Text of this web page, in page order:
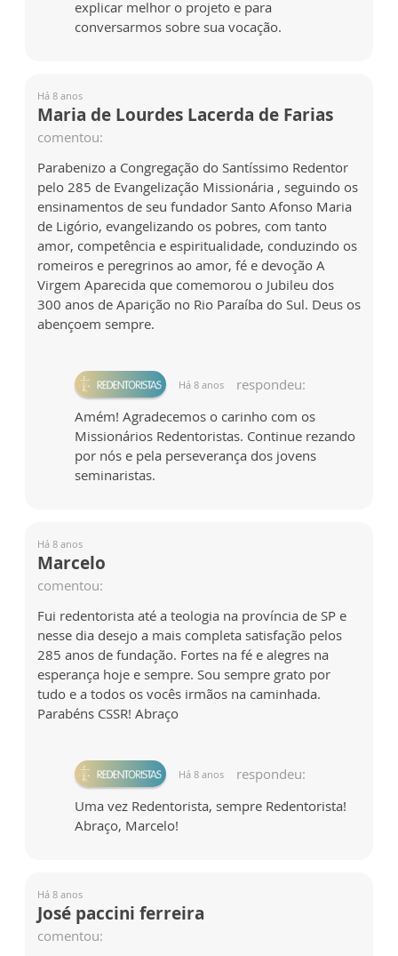
explicar melhor o projeto e para
conversarmos sobre sua vocação.
Há 8 anos
Maria de Lourdes Lacerda de Farias
comentou:
Parabenizo a Congregação do Santíssimo Redentor
pelo 285 de Evangelização Missionária , seguindo os
ensinamentos de seu fundador Santo Afonso Maria
de Ligório, evangelizando os pobres, com tanto
amor, competência e espiritualidade, conduzindo os
romeiros e peregrinos ao amor, fé e devoção A
Virgem Aparecida que comemorou o Jubileu dos
300 anos de Aparição no Rio Paraíba do Sul. Deus os
abençoem sempre.
Há 8 anos
respondeu:
Amém! Agradecemos o carinho com os
Missionários Redentoristas. Continue rezando
por nós e pela perseverança dos jovens
seminaristas.
Há 8 anos
Marcelo
comentou:
Fui redentorista até a teologia na província de SP e
nesse dia desejo a mais completa satisfação pelos
285 anos de fundação. Fortes na fé e alegres na
esperança hoje e sempre. Sou sempre grato por
tudo e a todos os vocês irmãos na caminhada.
Parabéns CSSR! Abraço
Há 8 anos
respondeu:
Uma vez Redentorista, sempre Redentorista!
Abraço, Marcelo!
Há 8 anos
José paccini ferreira
comentou: